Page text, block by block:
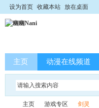
设为首页 收藏本站 放在桌面
主页 动漫在线频道
主页 游戏专区 剑灵